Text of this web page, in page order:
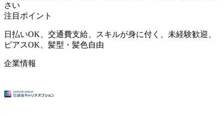
さい
注目ポイント
日払いOK、交通費支給、スキルが身に付く、未経験歓迎、
ピアスOK、髪型・髪色自由
企業情報